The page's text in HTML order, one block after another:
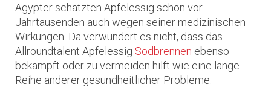
Ägypter schätzten Apfelessig schon vor
Jahrtausenden auch wegen seiner medizinischen
Wirkungen. Da verwundert es nicht, dass das
Allroundtalent Apfelessig Sodbrennen ebenso
bekämpft oder zu vermeiden hilft wie eine lange
Reihe anderer gesundheitlicher Probleme.